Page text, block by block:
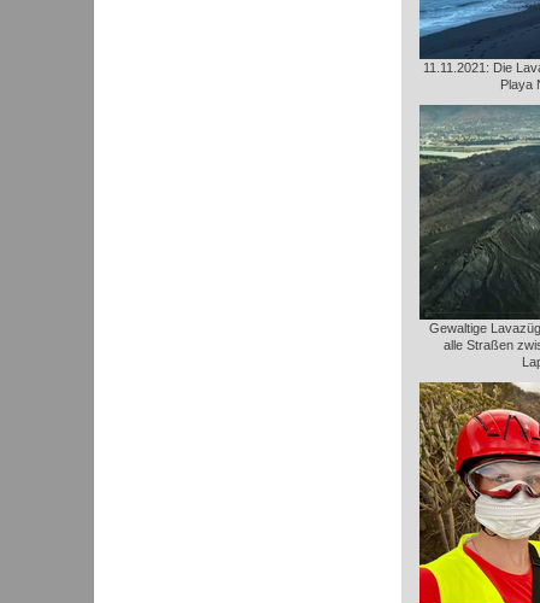
11.11.2021: Die
Playa
Gewaltige
alle Straßen